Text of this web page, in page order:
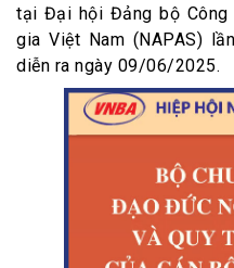
tại Đại hội Đảng bộ Công
gia Việt Nam (NAPAS)
diễn ra ngày 09/06/2025.